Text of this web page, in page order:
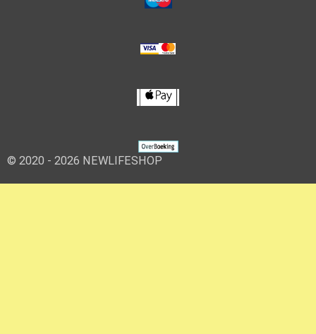
© 2020 - 2026 NEWLIFESHOP